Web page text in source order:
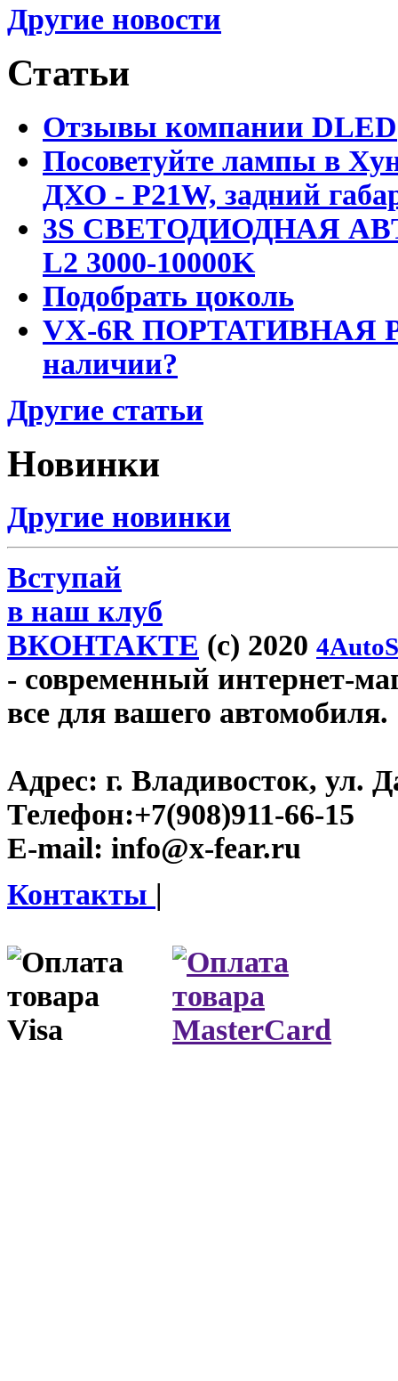
Другие новости
Статьи
Отзывы компании DLED
Посоветуйте лампы в
ДХО - P21W, задний
3S СВЕТОДИОДНАЯ
L2 3000-10000K
Подобрать цоколь
VX-6R ПОРТАТИВНАЯ
наличии?
Другие статьи
Новинки
Другие новинки
Вступай
в наш клуб
ВКОНТАКТЕ (c) 2020
- современный интернет-
все для вашего автомобиля.
Адрес: г. Владивосток, ул.
Телефон:+7(908)911-66-15
E-mail: info@x-fear.ru
Контакты |